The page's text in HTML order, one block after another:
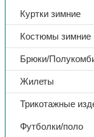
Куртки зимние
Костюмы зимние
Брюки/
Жилеты
Трикотажные
Футболки/поло